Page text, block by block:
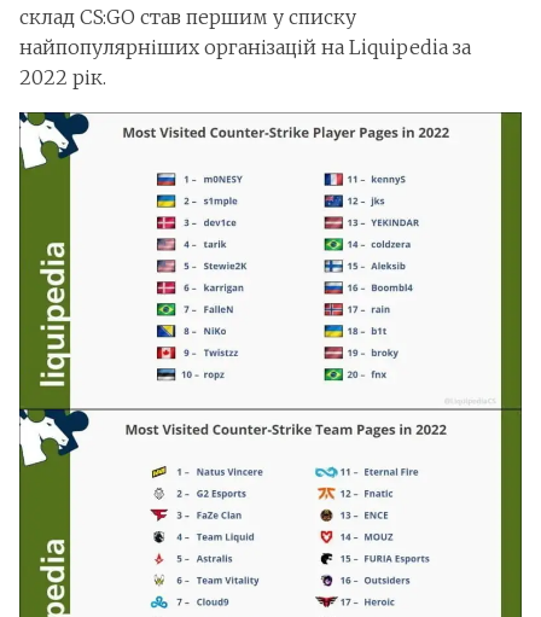
склад CS:GO став першим у списку
найпопулярніших організацій на Liquipedia за
2022 рік.